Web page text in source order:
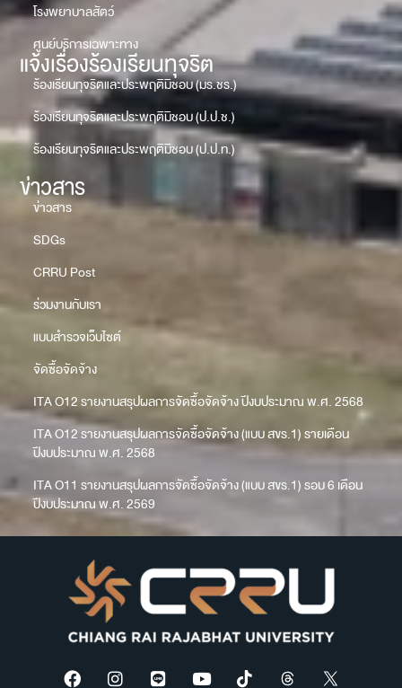
โรงพยาบาลสัตว์
ศูนย์บริการเฉพาะทาง
แจ้งเรื่องร้องเรียนทุจริต
ร้องเรียนทุจริตและประพฤติมิชอบ (มร.ชร.)
ร้องเรียนทุจริตและประพฤติมิชอบ (ป.ป.ช.)
ร้องเรียนทุจริตและประพฤติมิชอบ (ป.ป.ท.)
ข่าวสาร
ข่าวสาร
SDGs
CRRU Post
ร่วมงานกับเรา
แบบสำรวจเว็บไซต์
จัดซื้อจัดจ้าง
ITA O12 รายงานสรุปผลการจัดซื้อจัดจ้าง ปีงบประมาณ พ.ศ. 2568
ITA O12 รายงานสรุปผลการจัดซื้อจัดจ้าง (แบบ สขร.1) รายเดือน
ปีงบประมาณ พ.ศ. 2568
ITA O11 รายงานสรุปผลการจัดซื้อจัดจ้าง (แบบ สขร.1) รอบ 6 เดือน
ปีงบประมาณ พ.ศ. 2569